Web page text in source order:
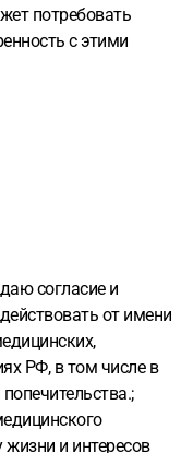
потребовать
с этими
согласие и
от имени
РФ, в том числе в
и интересов